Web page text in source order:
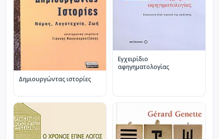
Δημιουργώντας ιστορίες
Εγχειρίδιο
αφηγηματολογίας